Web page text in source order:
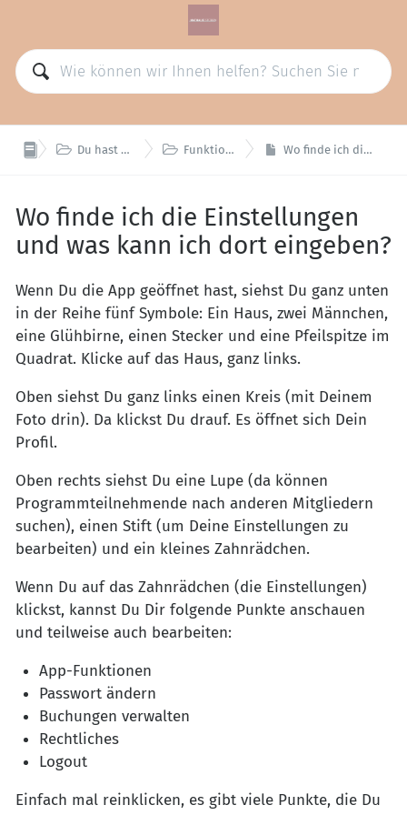
 Du hast Fragen zur App und zum OAMN Abo  Funktionen und Nutzung der OAMN App Wo finde ich die Einstellungen und was kann ich dort eingeben?
Wo finde ich die Einstellungen
und was kann ich dort eingeben?
Wenn Du die App geöffnet hast, siehst Du ganz unten
in der Reihe fünf Symbole: Ein Haus, zwei Männchen,
eine Glühbirne, einen Stecker und eine Pfeilspitze im
Quadrat. Klicke auf das Haus, ganz links.
Oben siehst Du ganz links einen Kreis (mit Deinem
Foto drin). Da klickst Du drauf. Es öffnet sich Dein
Profil.
Oben rechts siehst Du eine Lupe (da können
Programmteilnehmende nach anderen Mitgliedern
suchen), einen Stift (um Deine Einstellungen zu
bearbeiten) und ein kleines Zahnrädchen.
Wenn Du auf das Zahnrädchen (die Einstellungen)
klickst, kannst Du Dir folgende Punkte anschauen
und teilweise auch bearbeiten:
App-Funktionen
Passwort ändern
Buchungen verwalten
Rechtliches
Logout
Einfach mal reinklicken, es gibt viele Punkte, die Du